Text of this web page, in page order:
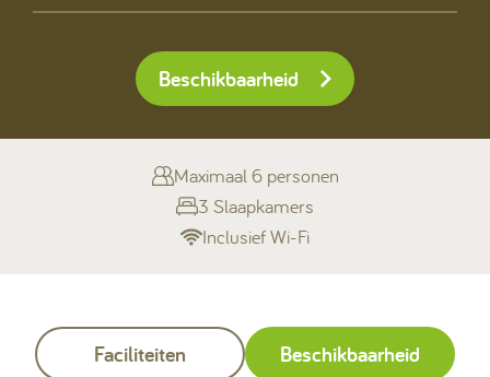
+31 (0) 529 451 362
Gastinformatie
Mijn Ommerland
Beschikbaarheid
Maximaal 6 personen
3 Slaapkamers
Inclusief Wi-Fi
Faciliteiten
Beschikbaarheid